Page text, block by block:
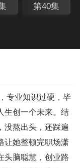
第40集
业知识过硬，毕
生创一个未来。结
没熬出头，还踩遍
让她整顿完职场潇
头脑聪慧，创业路